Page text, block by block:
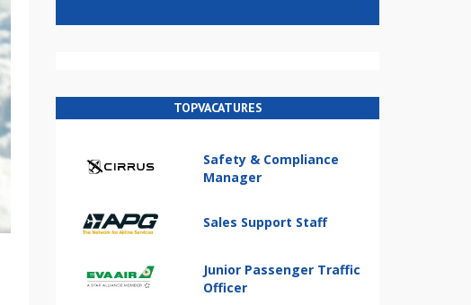
TOPVACATURES
Safety & Compliance
Manager
Sales Support Staff
Junior Passenger Traffic
Officer